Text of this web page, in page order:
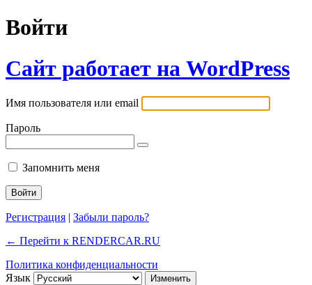
Войти
Сайт работает на WordPress
Имя пользователя или email
Пароль
Запомнить меня
Регистрация | Забыли пароль?
← Перейти к RENDERCAR.RU
Политика конфиденциальности
Язык